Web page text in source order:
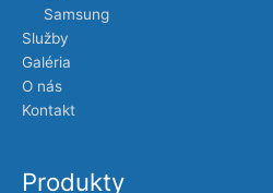
Samsung
Služby
Galéria
O nás
Kontakt
Produkty